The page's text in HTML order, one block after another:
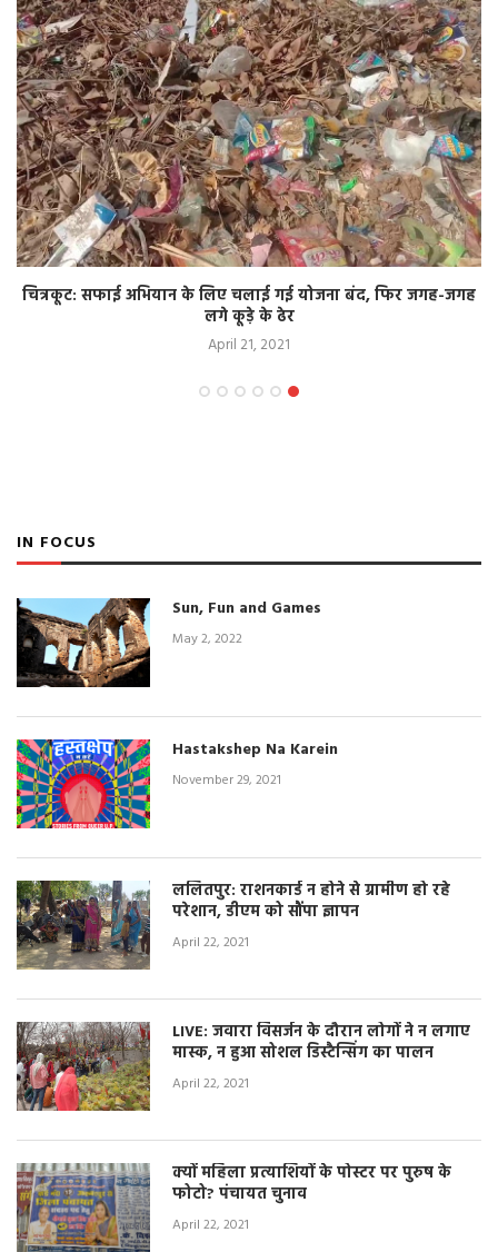
चित्रकूट: सफाई अभियान के लिए चलाई गई योजना बंद, फिर जगह-जगह
लगे कूड़े के ढेर
April 21, 2021
IN FOCUS
Sun, Fun and Games
May 2, 2022
Hastakshep Na Karein
November 29, 2021
ललितपुर: राशनकार्ड न होने से ग्रामीण हो रहे
परेशान, डीएम को सौंपा ज्ञापन
April 22, 2021
LIVE: जवारा विसर्जन के दौरान लोगों ने न लगाए
मास्क, न हुआ सोशल डिस्टैन्सिंग का पालन
April 22, 2021
क्यों महिला प्रत्याशियों के पोस्टर पर पुरुष के
फोटो? पंचायत चुनाव
April 22, 2021